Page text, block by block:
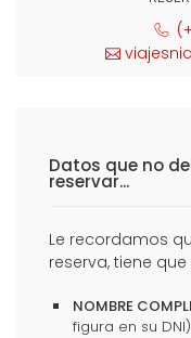
Datos que no
reservar...
Le recordamos
reserva, tiene
NOMBRE
figura en su DNI)